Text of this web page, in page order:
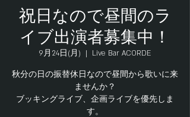
祝日なので昼間のラ
イブ出演者募集中！
9月24日(月)
  |
Live Bar ACORDE
秋分の日の振替休日なので昼間から歌いに来
ませんか？
ブッキングライブ、企画ライブを優先しま
す。